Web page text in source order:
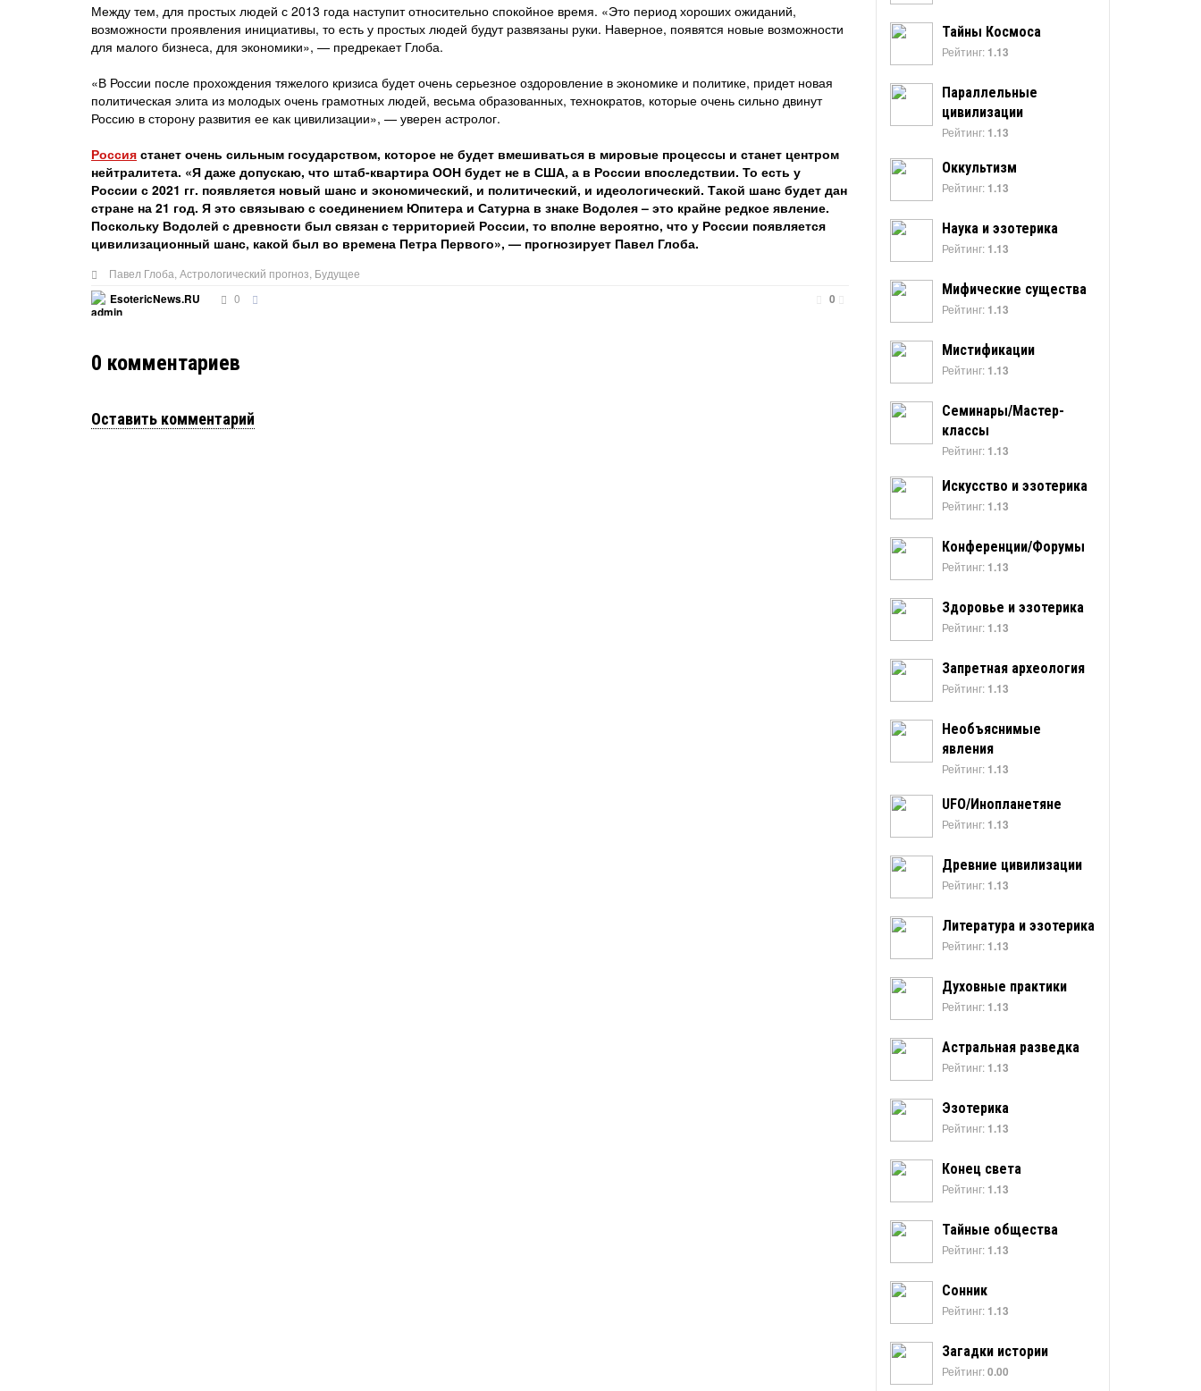
Между тем, для простых людей с 2013 года наступит относительно спокойное время. «Это период хороших ожиданий,
возможности проявления инициативы, то есть у простых людей будут развязаны руки. Наверное, появятся новые возможности
для малого бизнеса, для экономики», — предрекает Глоба.
«В России после прохождения тяжелого кризиса будет очень серьезное оздоровление в экономике и политике, придет новая
политическая элита из молодых очень грамотных людей, весьма образованных, технократов, которые очень сильно двинут
Россию в сторону развития ее как цивилизации», — уверен астролог.
Россия станет очень сильным государством, которое не будет вмешиваться в мировые процессы и станет центром
нейтралитета. «Я даже допускаю, что штаб-квартира ООН будет не в США, а в России впоследствии. То есть у
России с 2021 гг. появляется новый шанс и экономический, и политический, и идеологический. Такой шанс будет дан
стране на 21 год. Я это связываю с соединением Юпитера и Сатурна в знаке Водолея – это крайне редкое явление.
Поскольку Водолей с древности был связан с территорией России, то вполне вероятно, что у России появляется
цивилизационный шанс, какой был во времена Петра Первого», — прогнозирует Павел Глоба.
Павел Глоба Астрологический прогноз Будущее
EsotericNews.RU
0 0
0 комментариев
Оставить комментарий
Тайны Космоса
Рейтинг: 1.13
Параллельные
цивилизации
Рейтинг: 1.13
Оккультизм
Рейтинг: 1.13
Наука и эзотерика
Рейтинг: 1.13
Мифические существа
Рейтинг: 1.13
Мистификации
Рейтинг: 1.13
Семинары/Мастер-
классы
Рейтинг: 1.13
Искусство и эзотерика
Рейтинг: 1.13
Конференции/Форумы
Рейтинг: 1.13
Здоровье и эзотерика
Рейтинг: 1.13
Запретная археология
Рейтинг: 1.13
Необъяснимые
явления
Рейтинг: 1.13
UFO/Инопланетяне
Рейтинг: 1.13
Древние цивилизации
Рейтинг: 1.13
Литература и эзотерика
Рейтинг: 1.13
Духовные практики
Рейтинг: 1.13
Астральная разведка
Рейтинг: 1.13
Эзотерика
Рейтинг: 1.13
Конец света
Рейтинг: 1.13
Тайные общества
Рейтинг: 1.13
Сонник
Рейтинг: 1.13
Загадки истории
Рейтинг:0.00